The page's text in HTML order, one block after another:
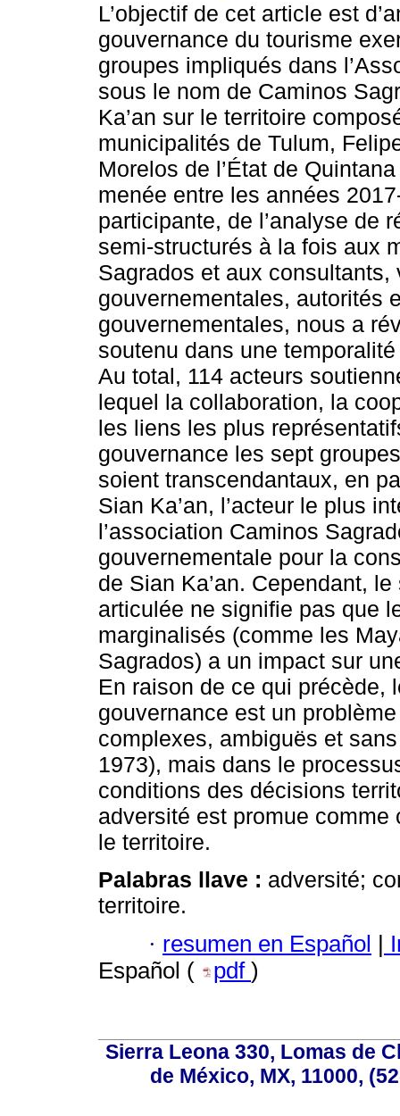
L’objectif de cet article est
gouvernance du tourisme
groupes impliqués dans
sous le nom de Caminos
Ka’an sur le territoire
municipalités de Tulum,
Morelos de l’État de
menée entre les années
participante, de l’analyse de
semi-structurés à la fois aux
Sagrados et aux
gouvernementales, autorités
gouvernementales, nous a
soutenu dans une
Au total, 114 acteurs
lequel la collaboration, la
les liens les plus
gouvernance les sept
soient transcendantaux, en
Sian Ka’an, l’acteur le plus
l’association Caminos
gouvernementale pour la
de Sian Ka’an. Cependant,
articulée ne signifie pas que
marginalisés (comme les
Sagrados) a un impact sur
En raison de ce qui précède,
gouvernance est un
complexes, ambiguës et
1973), mais dans le
conditions des décisions
adversité est promue
le territoire.
Palabras llave : adversité;
territoire.
· resumen en Español |
Español (
pdf )
Sierra Leona 330, Lomas de
de México, MX, 11000,